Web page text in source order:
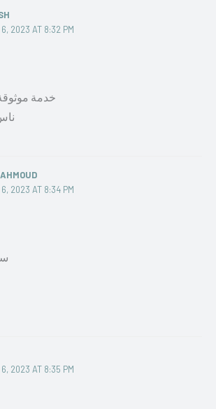
6, 2023 AT 8:32 PM
خدمة
6, 2023 AT 8:34 PM
6, 2023 AT 8:35 PM